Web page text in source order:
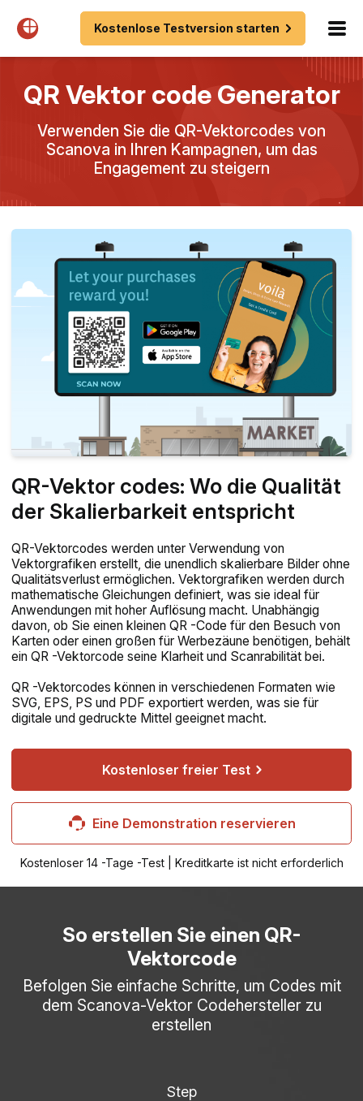
Kostenlose Testversion starten
QR Vektor code Generator
Verwenden Sie die QR-Vektorcodes von
Scanova in Ihren Kampagnen, um das
Engagement zu steigern
QR-Vektor codes: Wo die Qualität
der Skalierbarkeit entspricht
QR-Vektorcodes werden unter Verwendung von
Vektorgrafiken erstellt, die unendlich skalierbare Bilder ohne
Qualitätsverlust ermöglichen. Vektorgrafiken werden durch
mathematische Gleichungen definiert, was sie ideal für
Anwendungen mit hoher Auflösung macht. Unabhängig
davon, ob Sie einen kleinen QR -Code für den Besuch von
Karten oder einen großen für Werbezäune benötigen, behält
ein QR -Vektorcode seine Klarheit und Scanrabilität bei.
QR -Vektorcodes können in verschiedenen Formaten wie
SVG, EPS, PS und PDF exportiert werden, was sie für
digitale und gedruckte Mittel geeignet macht.
Kostenloser freier Test
Eine Demonstration reservieren
Kostenloser 14 -Tage -Test | Kreditkarte ist nicht erforderlich
So erstellen Sie einen QR-
Vektorcode
Befolgen Sie einfache Schritte, um Codes mit
dem Scanova-Vektor Codehersteller zu
erstellen
Step